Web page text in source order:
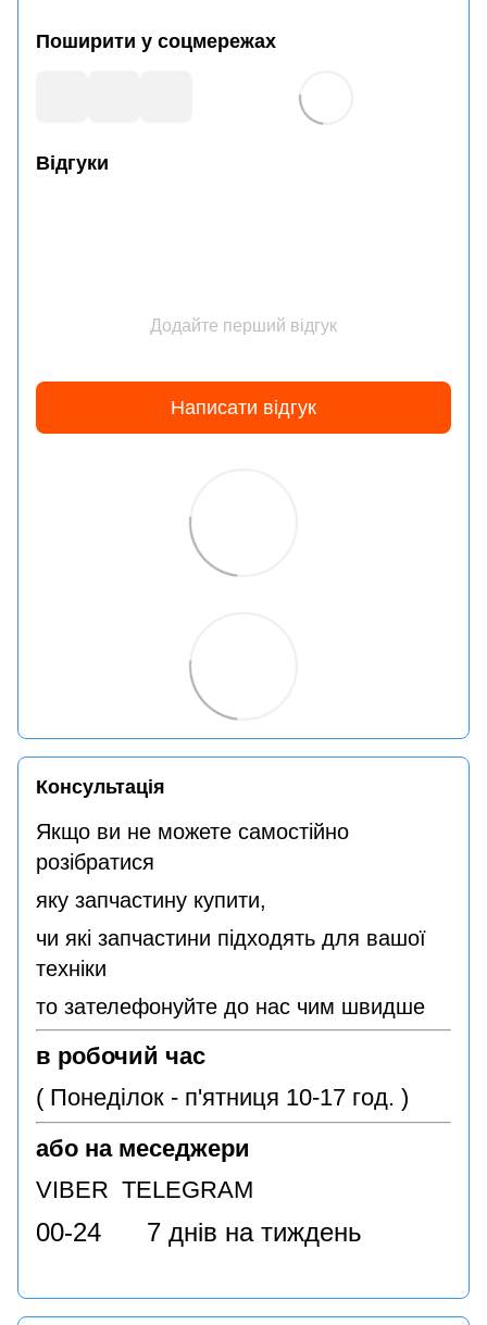
Поширити у соцмережах
Відгуки
Додайте перший відгук
Написати відгук
Консультація
Якщо ви не можете самостійно
розібратися
яку запчастину купити,
чи які запчастини підходять для вашої
техніки
то зателефонуйте до нас чим швидше
в робочий час
( Понеділок - п'ятниця 10-17 год. )
або на меседжери
VIBER TELEGRAM
00-24 7 днів на тиждень